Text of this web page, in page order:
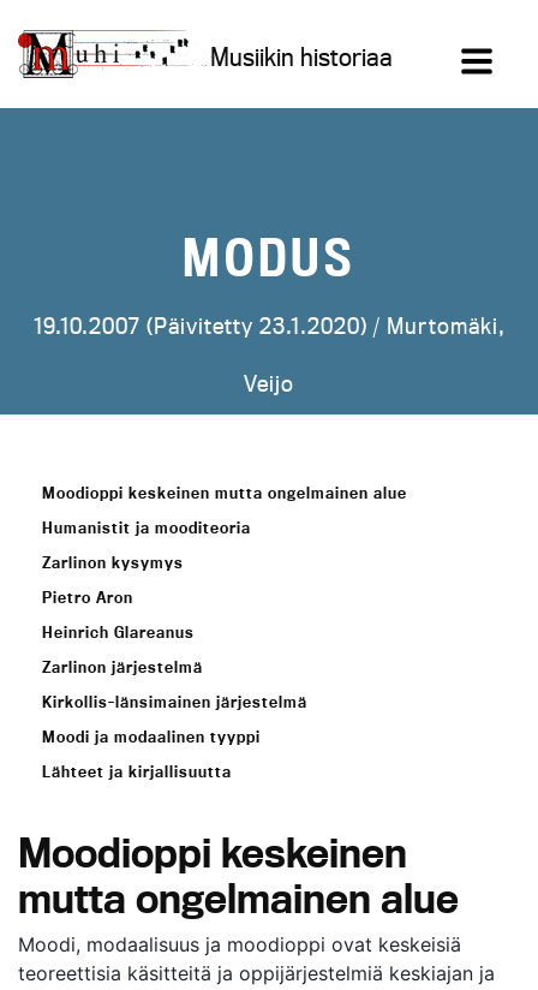
sisältöön
Musiikin historiaa
MODUS
19.10.2007 (Päivitetty 23.1.2020) / Murtomäki,
Veijo
Moodioppi keskeinen mutta ongelmainen alue
Humanistit ja mooditeoria
Zarlinon kysymys
Pietro Aron
Heinrich Glareanus
Zarlinon järjestelmä
Kirkollis-länsimainen järjestelmä
Moodi ja modaalinen tyyppi
Lähteet ja kirjallisuutta
Moodioppi keskeinen
mutta ongelmainen alue
Moodi, modaalisuus ja moodioppi ovat keskeisiä
teoreettisia käsitteitä ja oppijärjestelmiä keskiajan ja